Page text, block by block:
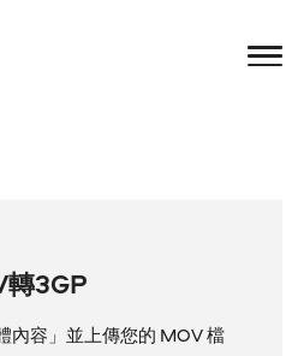
3GP
內容」並上傳您的 MOV 檔